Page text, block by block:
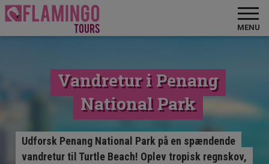
MENU
Vandretur i Penang
National Park
Udforsk Penang National Park på en spændende
vandretur til Turtle Beach! Oplev tropisk regnskov,